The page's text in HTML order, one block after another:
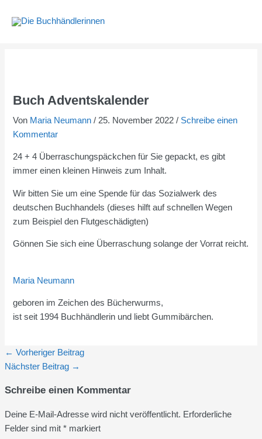
Inhalt
Buch Adventskalender
Von Maria Neumann/ 25. November 2022/ Schreibe einen
Kommentar
24 + 4 Überraschungspäckchen für Sie gepackt, es gibt
immer einen kleinen Hinweis zum Inhalt.
Wir bitten Sie um eine Spende für das Sozialwerk des
deutschen Buchhandels (dieses hilft auf schnellen Wegen
zum Beispiel den Flutgeschädigten)
Gönnen Sie sich eine Überraschung solange der Vorrat reicht.
Maria Neumann
geboren im Zeichen des Bücherwurms,
ist seit 1994 Buchhändlerin und liebt Gummibärchen.
← Vorheriger Beitrag
Nächster Beitrag →
Schreibe einen Kommentar
Deine E-Mail-Adresse wird nicht veröffentlicht. Erforderliche
Felder sind mit *markiert